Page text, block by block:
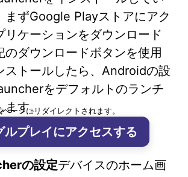
まずGoogle Playストアにアク
リケーションをダウンロード
のダウンロードボタンを使用
ストールしたら、Androidの設
をデフォルトのランチ
ます。
ージにリダイレクトされます。
ルプレイにアクセスする
の設定デバイスのホーム画